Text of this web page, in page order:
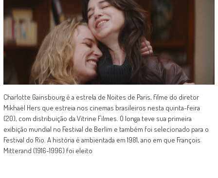
Charlotte Gainsbourg é a estrela de Noites de Paris, filme do diretor
Mikhaël Hers que estreia nos cinemas brasileiros nesta quinta-feira
(20), com distribuição da Vitrine Filmes. O longa teve sua primeira
exibição mundial no Festival de Berlim e também foi selecionado para o
Festival do Rio. A história é ambientada em 1981, ano em que François
Mitterand (1916-1996) foi eleito